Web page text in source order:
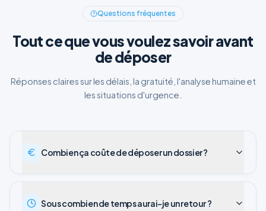
Questions fréquentes
Tout ce que vous voulez savoir avant
de déposer
Réponses claires sur les délais, la gratuité, l'analyse humaine et
les situations d'urgence.
Combien ça coûte de déposer un dossier ?
Sous combien de temps aurai-je un retour ?